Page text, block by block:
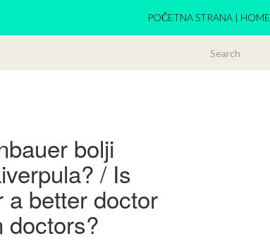
POČETNA STRANA | HOME
bolji
/ Is
a better doctor
doctors?